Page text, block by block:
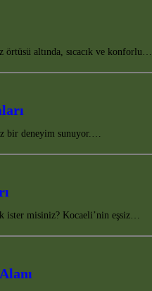
örtüsü altında, sıcacık ve konforlu…
bir deneyim sunuyor.…
ister misiniz? Kocaeli’nin eşsiz…